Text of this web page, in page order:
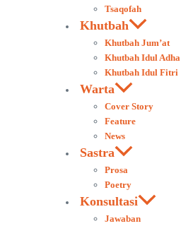
Tsaqofah
Khutbah
Khutbah Jum’at
Khutbah Idul Adha
Khutbah Idul Fitri
Warta
Cover Story
Feature
News
Sastra
Prosa
Poetry
Konsultasi
Jawaban